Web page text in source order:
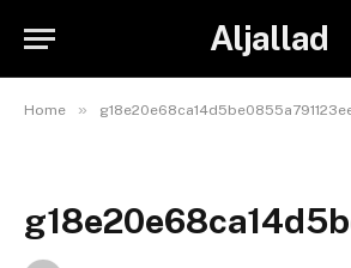
Aljallad
Home »